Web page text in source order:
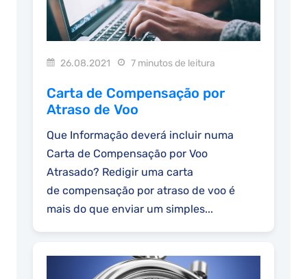
26.08.2021 7 minutos de leitura
Carta de Compensação por
Atraso de Voo
Que Informação deverá incluir numa
Carta de Compensação por Voo
Atrasado? Redigir uma carta
de compensação por atraso de voo é
mais do que enviar um simples...